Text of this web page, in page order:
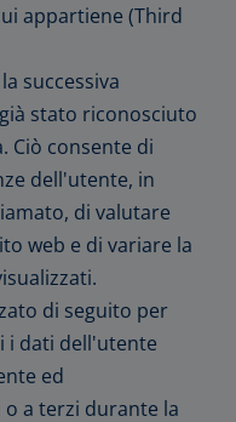
appartiene (Third
successiva
stato riconosciuto
Ciò consente di
dell'utente, in
di valutare
web e di variare la
di seguito per
i dati dell'utente
ed
a terzi durante la